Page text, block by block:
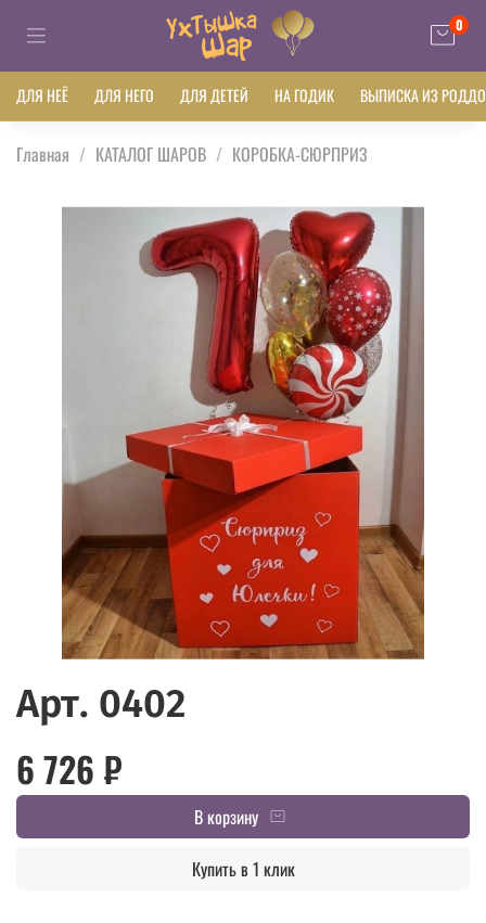
0
ДЛЯ НЕЁ ДЛЯ НЕГО ДЛЯ ДЕТЕЙ НА ГОДИК ВЫПИСКА ИЗ
Главная КАТАЛОГ ШАРОВ КОРОБКА-СЮРПРИЗ
Арт. 0402
6 726 ₽
В корзину
Купить в 1 клик